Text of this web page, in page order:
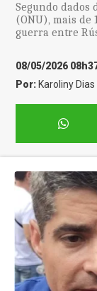
Segundo dados
(ONU), mais de
guerra entre
08/05/2026
Por: Karoliny Dias